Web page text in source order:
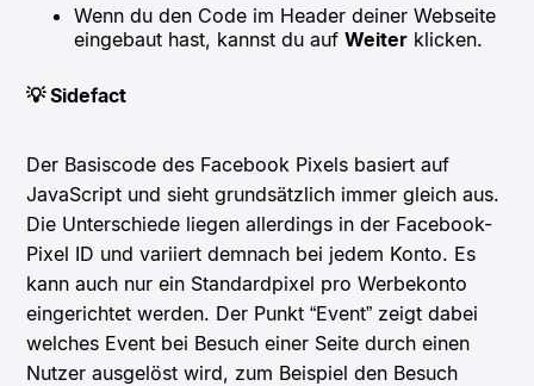
Wenn du den Code im Header deiner Webseite
eingebaut hast, kannst du aufWeiter klicken.
💡 Sidefact
Der Basiscode des Facebook Pixels basiert auf
JavaScript und sieht grundsätzlich immer gleich aus.
Die Unterschiede liegen allerdings in der Facebook-
Pixel ID und variiert demnach bei jedem Konto. Es
kann auch nur ein Standardpixel pro Werbekonto
eingerichtet werden. Der Punkt “Event” zeigt dabei
welches Event bei Besuch einer Seite durch einen
Nutzer ausgelöst wird, zum Beispiel den Besuch